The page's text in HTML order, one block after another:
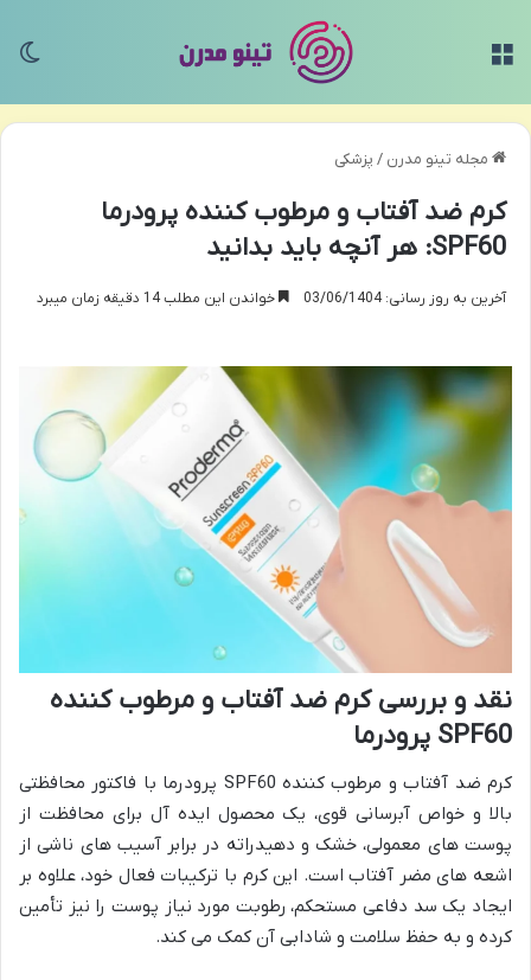
مجله تینو مدرن / پزشکی
کرم ضد آفتاب و مرطوب کننده پرودرما
SPF60: هر آنچه باید بدانید
آخرین به روز رسانی: 03/06/1404 خواندن این مطلب 14 دقیقه زمان میبرد
نقد و بررسی کرم ضد آفتاب و مرطوب کننده
SPF60 پرودرما
کرم ضد آفتاب و مرطوب کننده SPF60 پرودرما با فاکتور محافظتی
بالا و خواص آبرسانی قوی، یک محصول ایده آل برای محافظت از
پوست های معمولی، خشک و دهیدراته در برابر آسیب های ناشی از
اشعه های مضر آفتاب است. این کرم با ترکیبات فعال خود، علاوه بر
ایجاد یک سد دفاعی مستحکم، رطوبت مورد نیاز پوست را نیز تأمین
کرده و به حفظ سلامت و شادابی آن کمک می کند.